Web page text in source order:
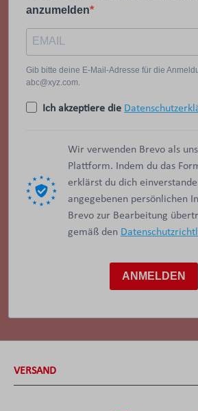
anzumelden
Gib bitte deine E-Mail-Adresse für die
abc@xyz.com.
Ich akzeptiere die
Wir verwenden Brevo als
Plattform. Indem du das
erklärst du dich
angegebenen persönlichen
Brevo zur Bearbeitung
gemäß den
ANMELDEN
VERSAND